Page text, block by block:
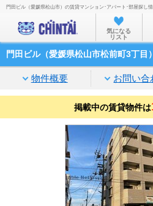
お部屋を探
沿線
住所
家賃
通勤
物件
不動
TOP
門田ビル（愛媛県松山市）の賃貸マンション･アパート･部屋探し
気になる
リスト
門田ビル（愛媛県松山市松前町3丁目
物件概要 お問い合
掲載中の賃貸物件は